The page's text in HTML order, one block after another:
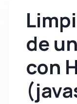
de
con